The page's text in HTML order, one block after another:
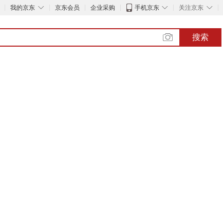
◇
我的京东 京东会员 企业采购 ◇
手机京东 ◇
关注京东
搜索